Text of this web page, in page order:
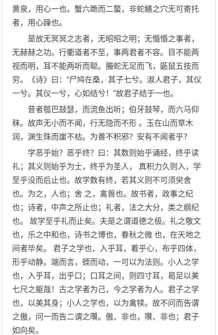
黄泉，用心一也。蟹六跪而二螯，非蛇鳝之穴无可寄托
者，用心躁也。
是故无冥冥之志者，无昭昭之明；无惛惛之事者，
无赫赫之功。行衢道者不至，事两君者不容。目不能两
视而明，耳不能两听而聪。螣蛇无足而飞，鼫鼠五技而
穷。《诗》曰：“尸鸠在桑，其子七兮。淑人君子，其仪
一兮。其仪一兮，心如结兮！”故君子结于一也。
昔者瓠巴鼓瑟，而流鱼出听；伯牙鼓琴，而六马仰
秣。故声无小而不闻，行无隐而不形 。玉在山而草木
润，渊生珠而崖不枯。为善不积邪？安有不闻者乎？
学恶乎始？恶乎终？曰：其数则始乎诵经，终乎读
礼；其义则始乎为士，终乎为圣人， 真积力久则入，学
至乎没而后止也。故学数有终，若其义则不可须臾舍
也。为之，人也；舍 之，禽兽也。故书者，政事之纪
也；诗者，中声之所止也；礼者，法之大分，类之纲纪
也。 故学至乎礼而止矣。夫是之谓道德之极。礼之敬文
也，乐之中和也，诗书之博也，春秋之微 也，在天地之
间者毕矣。 君子之学也，入乎耳，着乎心，布乎四体，
形乎动静。端而言，蝡而动，一可以为法则。小人之学
也，入乎耳，出乎口；口耳之间，则四寸耳，曷足以美
七尺之躯哉！古之学者为己，今之学者为人。君子之学
也，以美其身；小人之学也，以为禽犊。故不问而告谓
之傲，问一而告二谓之囋。傲、非也，囋、非也；君子
如向矣。